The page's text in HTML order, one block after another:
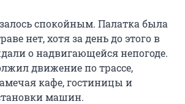
спокойным. Палатка была
нет, хотя за день до этого в
о надвигающейся непогоде.
движение по трассе,
кафе, гостиницы и
машин.